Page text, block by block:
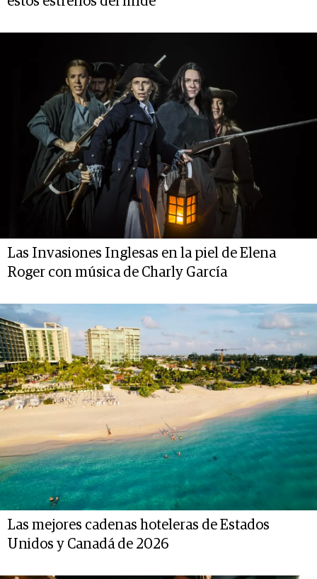
Las Invasiones Inglesas en la piel de Elena
Roger con música de Charly García
Las mejores cadenas hoteleras de Estados
Unidos y Canadá de 2026